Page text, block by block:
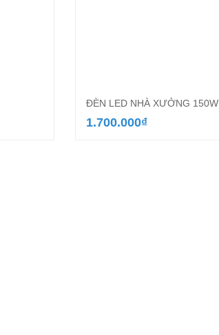
ĐÈN LED NHÀ XƯỞNG
1.700.000₫